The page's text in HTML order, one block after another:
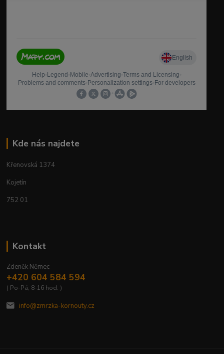
Kde nás najdete
Křenovská 1374
Kojetín
752 01
Kontakt
Zdeněk Němec
+420 604 584 594
( Po-Pá, 8-16 hod. )
info@zmrzka-kornouty.cz